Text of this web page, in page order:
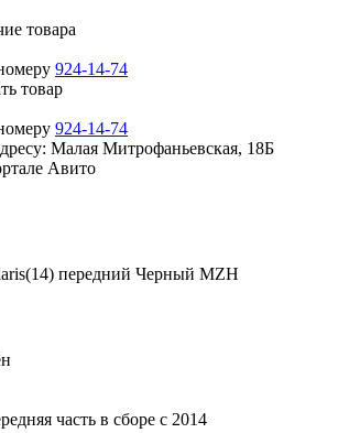
товара
924-14-74
товар
924-14-74
Малая Митрофаньевская, 18Б
Авито
передний Черный MZH
часть в сборе с 2014